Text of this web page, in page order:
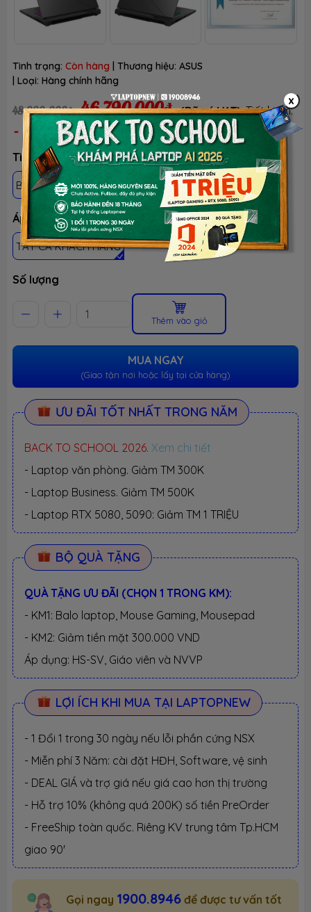
Tình trạng: Còn hàng | Thương hiệu: ASUS
| Loại: Hàng chính hãng
48.990.000₫ 46.790.000₫ (Đã có VAT) Tiết kiệm:
- 4%
Tình trạng: Mới 100%, chưa active, fullbox
BH 24 THÁNG - 1 ĐỔI 1 TRONG 30 NGÀY LỖI NSX
Áp dụng khách hàng
TẤT CẢ KHÁCH HÀNG
Số lượng
Thêm vào giỏ
MUA NGAY
(Giao tận nơi hoặc lấy tại cửa hàng)
ƯU ĐÃI TỐT NHẤT TRONG NĂM
BACK TO SCHOOL 2026. Xem chi tiết
- Laptop văn phòng. Giảm TM 300K
- Laptop Business. Giảm TM 500K
- Laptop RTX 5080, 5090: Giảm TM 1 TRIỆU
BỘ QUÀ TẶNG
QUÀ TẶNG ƯU ĐÃI (CHỌN 1 TRONG KM):
- KM1: Balo laptop, Mouse Gaming, Mousepad
- KM2: Giảm tiền mặt 300.000 VND
Áp dụng: HS-SV, Giáo viên và NVVP
LỢI ÍCH KHI MUA TẠI LAPTOPNEW
- 1 Đổi 1 trong 30 ngày nếu lỗi phần cứng NSX
- Miễn phí 3 Năm: cài đặt HĐH, Software, vệ sinh
- DEAL GIÁ và trợ giá nếu giá cao hơn thị trường
- Hỗ trợ 10% (không quá 200K) số tiền PreOrder
- FreeShip toàn quốc. Riêng KV trung tâm Tp.HCM
giao 90'
Gọi ngay 1900.8946 để được tư vấn tốt
x